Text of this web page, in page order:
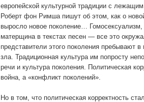
европейской культурной традиции с
Роберт фон Римша пишут об этом, как о
выросло новое поколение…
матерщина в текстах песен — все это
представители этого поколения пребывают
зла. Традиционная культура им попросту
речи и культура поколения. Политическая
война, а «конфликт поколений».
Но в том, что политическая корректность